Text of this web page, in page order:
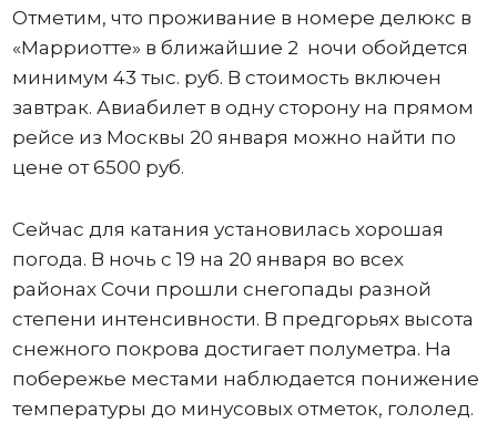
Отметим, что проживание в номере делюкс в
«Марриотте» в ближайшие 2 ночи обойдется
минимум 43 тыс. руб. В стоимость включен
завтрак. Авиабилет в одну сторону на прямом
рейсе из Москвы 20 января можно найти по
цене от 6500 руб.
Сейчас для катания установилась хорошая
погода. В ночь с 19 на 20 января во всех
районах Сочи прошли снегопады разной
степени интенсивности. В предгорьях высота
снежного покрова достигает полуметра. На
побережье местами наблюдается понижение
температуры до минусовых отметок, гололед.